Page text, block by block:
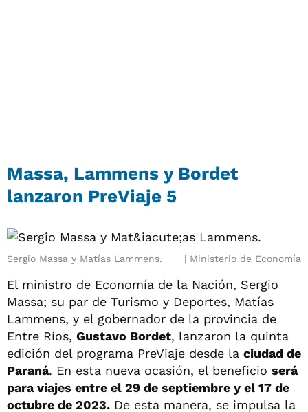
Massa, Lammens y Bordet
lanzaron PreViaje 5
Sergio Massa y Matías Lammens. Ministerio de Economía
El ministro de Economía de la Nación, Sergio
Massa; su par de Turismo y Deportes, Matías
Lammens, y el gobernador de la provincia de
Entre Ríos, Gustavo Bordet, lanzaron la quinta
edición del programa PreViaje desde la ciudad de
Paraná. En esta nueva ocasión, el beneficio será
para viajes entre el 29 de septiembre y el 17 de
octubre de 2023. De esta manera, se impulsa la